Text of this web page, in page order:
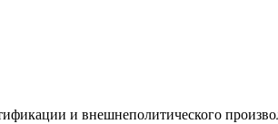
и внешнеполитического